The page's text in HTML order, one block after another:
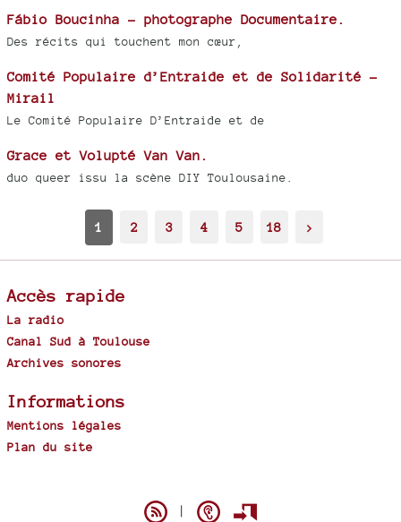
Fábio Boucinha - photographe Documentaire.
Des récits qui touchent mon cœur,
Comité Populaire d’Entraide et de Solidarité -
Mirail
Le Comité Populaire D’Entraide et de
Grace et Volupté Van Van.
duo queer issu la scène DIY Toulousaine.
1 2 3 4 5 18 >
Accès rapide
La radio
Canal Sud à Toulouse
Archives sonores
Informations
Mentions légales
Plan du site
|